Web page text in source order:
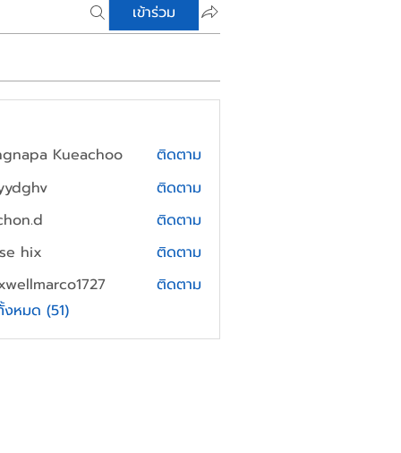
เข้าร่วม
Kueachoo ติดตาม
ติดตาม
ติดตาม
hix
ติดตาม
ติดตาม
หมด (51)